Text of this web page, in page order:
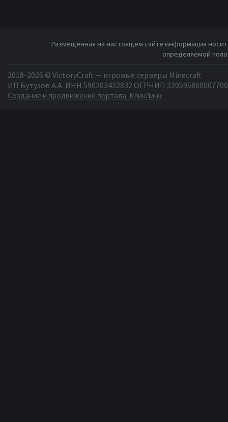
Размещённая на настоящем сайте информация
определяемой
2018-2026 © VictoryCraft — игровые серверы Minecraft
ИП Бутузов А.А. ИНН 590203432832 ОГРНИП 320595800007700
Создание и продвижение портала: КликЛинк